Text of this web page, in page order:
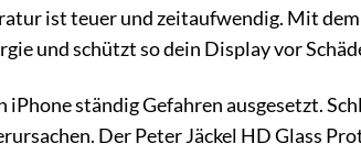
ist teuer und zeitaufwendig. Mit
und schützt so dein Display vor
ständig Gefahren ausgesetzt.
Der Peter Jäckel HD Glass